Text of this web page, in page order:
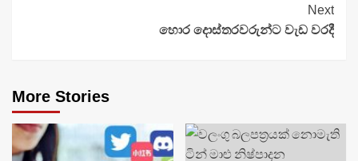
Next
හොර දොස්තරවරුන්ට වැඩ වරදී
More Stories